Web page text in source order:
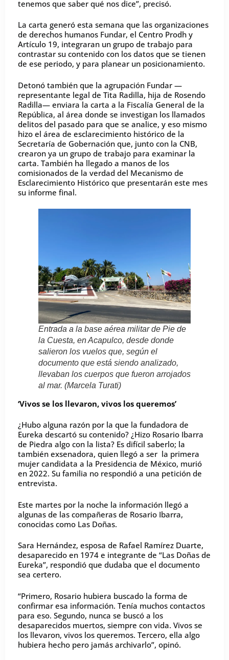
tenemos que saber qué nos dice”, precisó.
La carta generó esta semana que las organizaciones
de derechos humanos Fundar, el Centro Prodh y
Artículo 19, integraran un grupo de trabajo para
contrastar su contenido con los datos que se tienen
de ese periodo, y para planear un posicionamiento.
Detonó también que la agrupación Fundar —
representante legal de Tita Radilla, hija de Rosendo
Radilla— enviara la carta a la Fiscalía General de la
República, al área donde se investigan los llamados
delitos del pasado para que se analice, y eso mismo
hizo el área de esclarecimiento histórico de la
Secretaría de Gobernación que, junto con la CNB,
crearon ya un grupo de trabajo para examinar la
carta. También ha llegado a manos de los
comisionados de la verdad del Mecanismo de
Esclarecimiento Histórico que presentarán este mes
su informe final.
Entrada a la base aérea militar de Pie de
la Cuesta, en Acapulco, desde donde
salieron los vuelos que, según el
documento que está siendo analizado,
llevaban los cuerpos que fueron arrojados
al mar. (Marcela Turati)
‘Vivos se los llevaron, vivos los queremos’
¿Hubo alguna razón por la que la fundadora de
Eureka descartó su contenido? ¿Hizo Rosario Ibarra
de Piedra algo con la lista? Es difícil saberlo; la
también exsenadora, quien llegó a ser la primera
mujer candidata a la Presidencia de México, murió
en 2022. Su familia no respondió a una petición de
entrevista.
Este martes por la noche la información llegó a
algunas de las compañeras de Rosario Ibarra,
conocidas como Las Doñas.
Sara Hernández, esposa de Rafael Ramírez Duarte,
desaparecido en 1974 e integrante de “Las Doñas de
Eureka”, respondió que dudaba que el documento
sea certero.
“Primero, Rosario hubiera buscado la forma de
confirmar esa información. Tenía muchos contactos
para eso. Segundo, nunca se buscó a los
desaparecidos muertos, siempre con vida. Vivos se
los llevaron, vivos los queremos. Tercero, ella algo
hubiera hecho pero jamás archivarlo”, opinó.